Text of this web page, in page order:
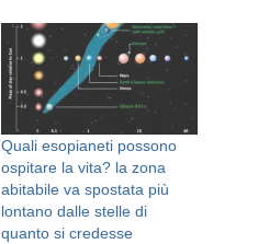
Quali esopianeti possono
ospitare la vita? la zona
abitabile va spostata più
lontano dalle stelle di
quanto si credesse